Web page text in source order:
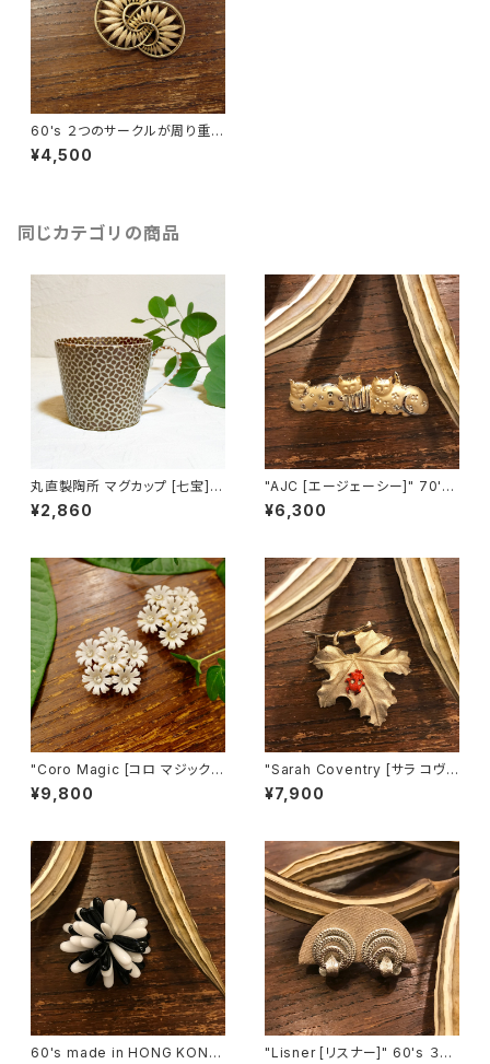
60's ２つのサークルが周り重な
っているようなデザインのヴィン
¥4,500
同じカテゴリの商品
丸直製陶所 マグカップ [七宝]
（茶）
¥2,860
"AJC [エージェーシー]" 70's-
80's ３匹の猫ちゃんが並んだヴ
¥6,300
"Coro Magic [コロ マジック]"
60's NY買い付け 可憐な白い
花束のような磁石留めヴィンテ
¥9,800
"Sarah Coventry [サラ コヴェ
ントリー]" 1966年『BIT O' Fa
ntasy』ヴィンテージブローチ
¥7,900
60's made in HONG KONG
"Lisner [リスナー]" 60's ３つ